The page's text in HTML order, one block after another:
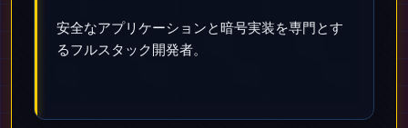
安全なアプリケーションと暗号実装を専門とす
るフルスタック開発者。